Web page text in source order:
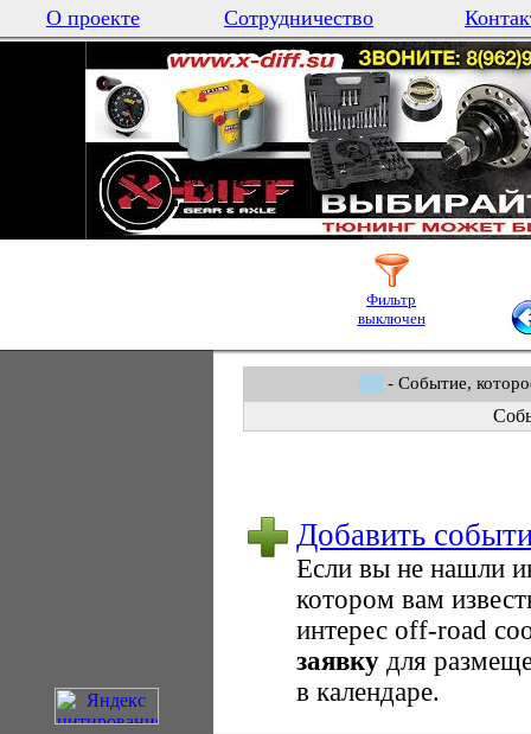
О проекте Сотрудничество
Фильтр
выключен
- Событие,
Добавить
Если вы не нашли
котором вам
интерес оff-road
заявку для
в календаре.